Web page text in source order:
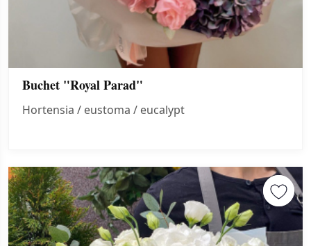
Buchet "Royal Parad"
Hortensia / eustoma / eucalypt